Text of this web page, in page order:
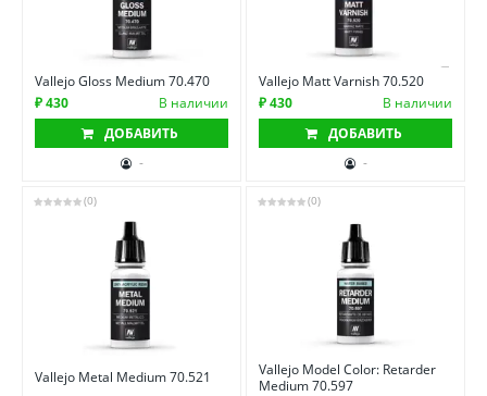
Vallejo Gloss Medium 70.470
₽ 430
В наличии
ДОБАВИТЬ
-
Vallejo Matt Varnish 70.520
₽ 430
В наличии
ДОБАВИТЬ
-
(0)
Vallejo Metal Medium 70.521
(0)
Vallejo Model Color: Retarder
Medium 70.597